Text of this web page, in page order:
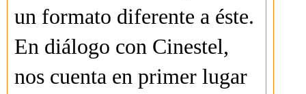
un formato diferente a éste.
En diálogo con Cinestel,
nos cuenta en primer lugar